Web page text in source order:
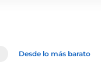
Desde lo más barato